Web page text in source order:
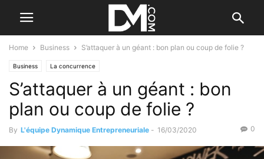
Home Business S’attaquer à un géant : bon plan ou coup de folie ?
Business La concurrence
S’attaquer à un géant : bon
plan ou coup de folie ?
By L'équipe Dynamique Entrepreneuriale - 16/03/2020 0